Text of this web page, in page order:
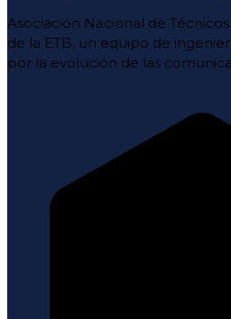
Asociación Nacional de
de la ETB, un equipo de
por la evolución de las